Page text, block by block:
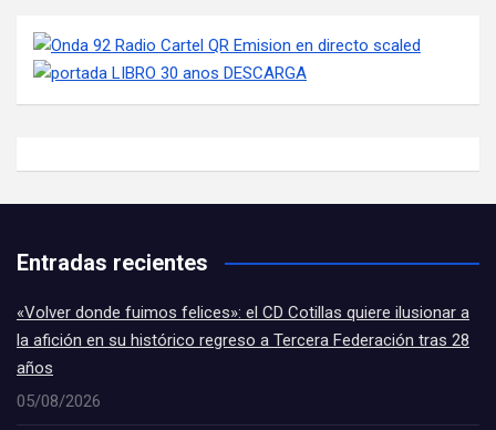
Entradas recientes
«Volver donde fuimos felices»: el CD Cotillas quiere ilusionar a
la afición en su histórico regreso a Tercera Federación tras 28
años
05/08/2026